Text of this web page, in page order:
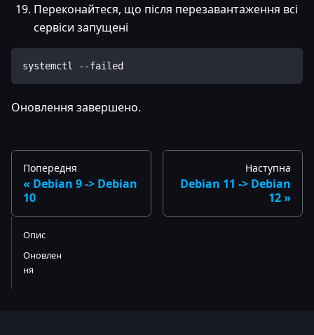
Переконайтеся, що після перезавантаження всі
сервіси запущені
systemctl --failed
Оновлення завершено.
Попередня
Debian 9 -> Debian
10
Наступна
Debian 11 -> Debian
12
Опис
Оновлен
ня